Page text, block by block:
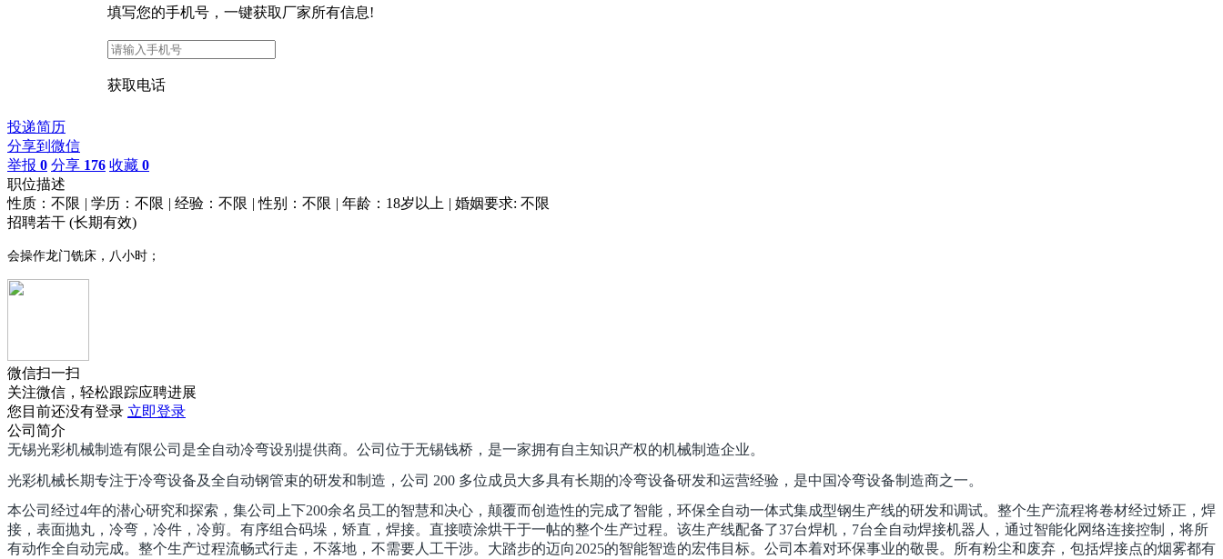
填写您的手机号 ，一键获取厂家所有信息!
获取电话
投递简历
分享到微信
举报 0 分享 176 收藏 0
职位描述
性质：不限 | 学历：不限 | 经验：不限 | 性别：不限 | 年龄：18岁以上 | 婚姻要求: 不限
招聘若干 (长期有效)
会操作龙门铣床，八小时；
微信扫一扫
关注微信，轻松跟踪应聘进展
您目前还没有登录 立即登录
公司简介
无锡光彩机械制造有限公司是全自动冷弯设别提供商。公司位于无锡钱桥，是一家拥有自主知识产权的机械制造企业。
光彩机械长期专注于冷弯设备及全自动钢管束的研发和制造，公司 200 多位成员大多具有长期的冷弯设备研发和运营经验，是中国冷弯设备制造商之一。
本公司经过4年的潜心研究和探索，集公司上下200余名员工的智慧和决心，颠覆而创造性的完成了智能，环保全自动一体式集成型钢生产线的研发和调试。整个生产流程将卷材经过矫正，焊
接，表面抛丸，冷弯，冷件，冷剪。有序组合码垛，矫直，焊接。直接喷涂烘干于一帖的整个生产过程。该生产线配备了37台焊机，7台全自动焊接机器人，通过智能化网络连接控制，将所
有动作全自动完成。整个生产过程流畅式行走，不落地，不需要人工干涉。大踏步的迈向2025的智能智造的宏伟目标。公司本着对环保事业的敬畏。所有粉尘和废弃，包括焊接点的烟雾都有